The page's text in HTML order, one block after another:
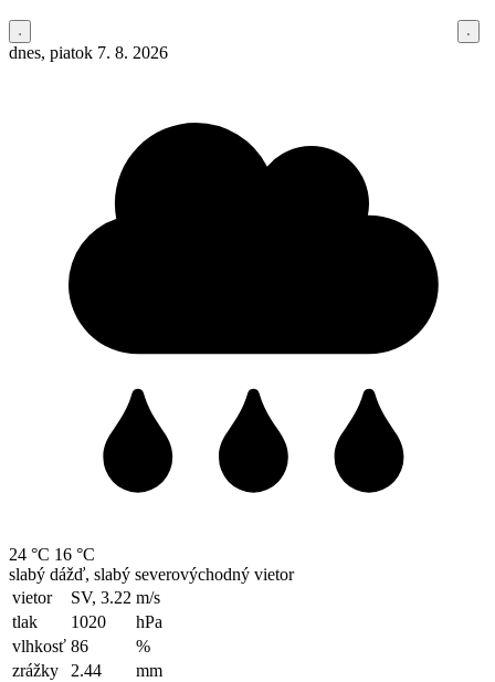
dnes, piatok 7. 8. 2026
24 °C 16 °C
slabý dážď, slabý severovýchodný vietor
vietor
SV, 3.22 m/s
tlak
1020
hPa
vlhkosť 86
%
zrážky
2.44
mm